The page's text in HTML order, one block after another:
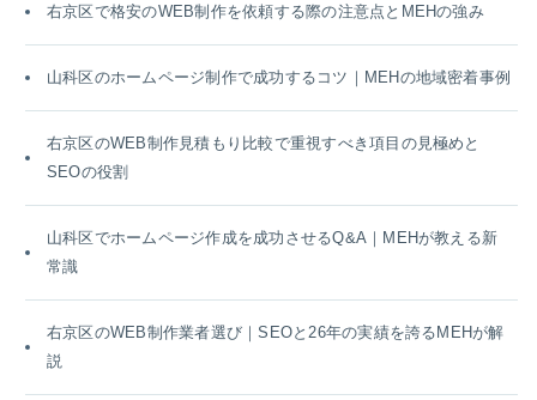
右京区で格安のWEB制作を依頼する際の注意点とMEHの強み
山科区のホームページ制作で成功するコツ｜MEHの地域密着事例
右京区のWEB制作見積もり比較で重視すべき項目の見極めと
SEOの役割
山科区でホームページ作成を成功させるQ&A｜MEHが教える新
常識
右京区のWEB制作業者選び｜SEOと26年の実績を誇るMEHが解
説